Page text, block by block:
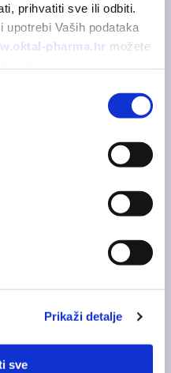
prihvatiti sve ili odbiti.
Vaših podataka
pharma.hr možete
Prikaži detalje
sve
zanimati